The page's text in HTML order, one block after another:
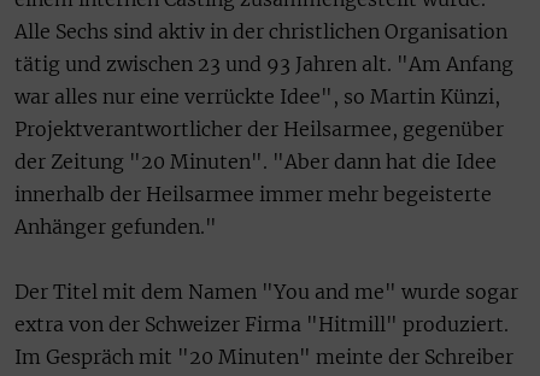
Alle Sechs sind aktiv in der christlichen Organisation
tätig und zwischen 23 und 93 Jahren alt. "Am Anfang
war alles nur eine verrückte Idee", so Martin Künzi,
Projektverantwortlicher der Heilsarmee, gegenüber
der Zeitung "20 Minuten". "Aber dann hat die Idee
innerhalb der Heilsarmee immer mehr begeisterte
Anhänger gefunden."
Der Titel mit dem Namen "You and me" wurde sogar
extra von der Schweizer Firma "Hitmill" produziert.
Im Gespräch mit "20 Minuten" meinte der Schreiber